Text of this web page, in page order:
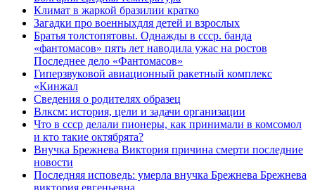
Климат в жаркой бразилии кратко
Загадки про военныхдля детей и взрослых
Братья толстопятовы. Однажды в ссср. банда
«фантомасов» пять лет наводила ужас на ростов
Последнее дело «Фантомасов»
Гиперзвуковой авиационный ракетный комплекс
«Кинжал
Сведения о родителях образец
Влксм: история, цели и задачи организации
Что в ссср делали пионеры, как принимали в комсомол
и кто такие октябрята?
Внучка Брежнева Виктория причина смерти последние
новости
Последняя исповедь: умерла внучка Брежнева Брежнева
виктория евгеньевна